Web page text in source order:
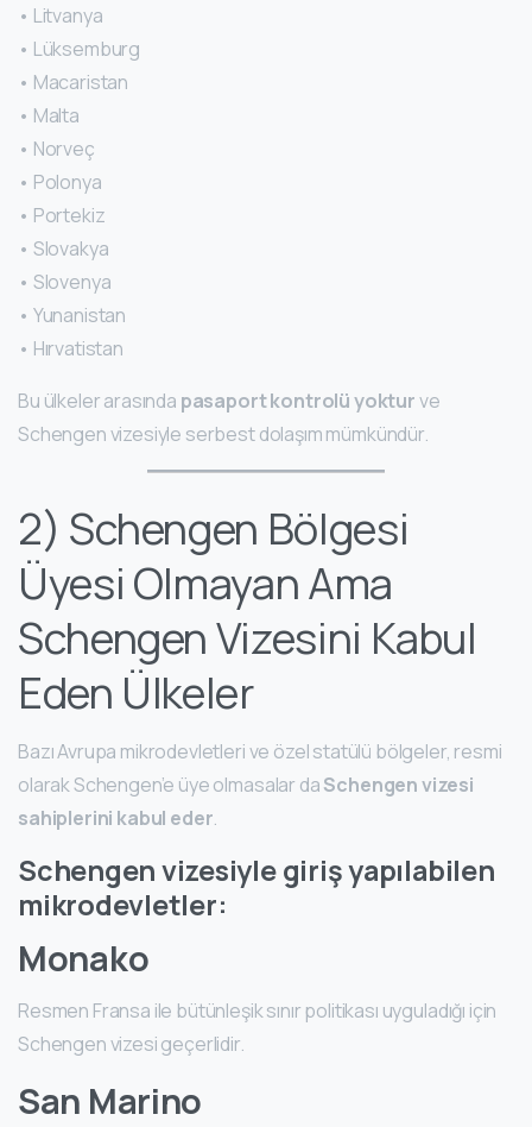
• Litvanya
• Lüksemburg
• Macaristan
• Malta
• Norveç
• Polonya
• Portekiz
• Slovakya
• Slovenya
• Yunanistan
• Hırvatistan
Bu ülkeler arasında pasaport kontrolü yokturve
Schengen vizesiyle serbest dolaşım mümkündür.
2) Schengen Bölgesi
Üyesi Olmayan Ama
Schengen Vizesini Kabul
Eden Ülkeler
Bazı Avrupa mikrodevletleri ve özel statülü bölgeler, resmi
olarak Schengen’e üye olmasalar daSchengen vizesi
sahiplerini kabul eder.
Schengen vizesiyle giriş yapılabilen
mikrodevletler:
Monako
Resmen Fransa ile bütünleşik sınır politikası uyguladığı için
Schengen vizesi geçerlidir.
San Marino